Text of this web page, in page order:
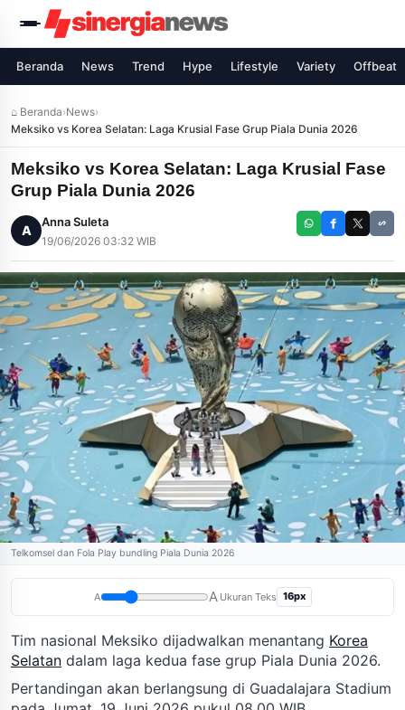
Beranda News Trend Hype Lifestyle Variety Offbeat
⌂ Beranda›News›
Meksiko vs Korea Selatan: Laga Krusial Fase Grup Piala Dunia 2026
Meksiko vs Korea Selatan: Laga Krusial Fase
Grup Piala Dunia 2026
A
Anna Suleta
19/06/2026 03:32 WIB
Telkomsel dan Fola Play bundling Piala Dunia 2026
A A Ukuran Teks 16px
Tim nasional Meksiko dijadwalkan menantang Korea
Selatan dalam laga kedua fase grup Piala Dunia 2026.
Pertandingan akan berlangsung di Guadalajara Stadium